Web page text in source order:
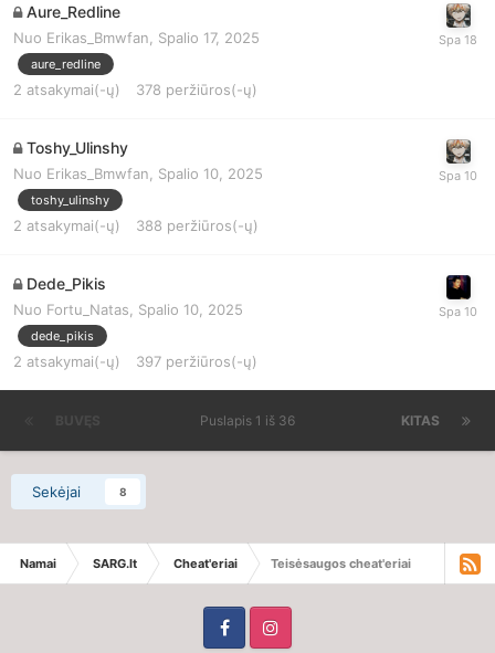
Aure_Redline
Nuo Erikas_Bmwfan Spalio 17, 2025
aure_redline
2 atsakymai(-ų) 378 peržiūros(-ų)
Toshy_Ulinshy
Nuo Erikas_Bmwfan Spalio 10, 2025
toshy_ulinshy
2 atsakymai(-ų) 388 peržiūros(-ų)
Dede_Pikis
Nuo Fortu_Natas Spalio 10, 2025
dede_pikis
2 atsakymai(-ų) 397 peržiūros(-ų)
KITAS
Puslapis 1 iš 36
Sekėjai 8
Namai SARG.lt Cheat'eriai Teisėsaugos cheat'eriai